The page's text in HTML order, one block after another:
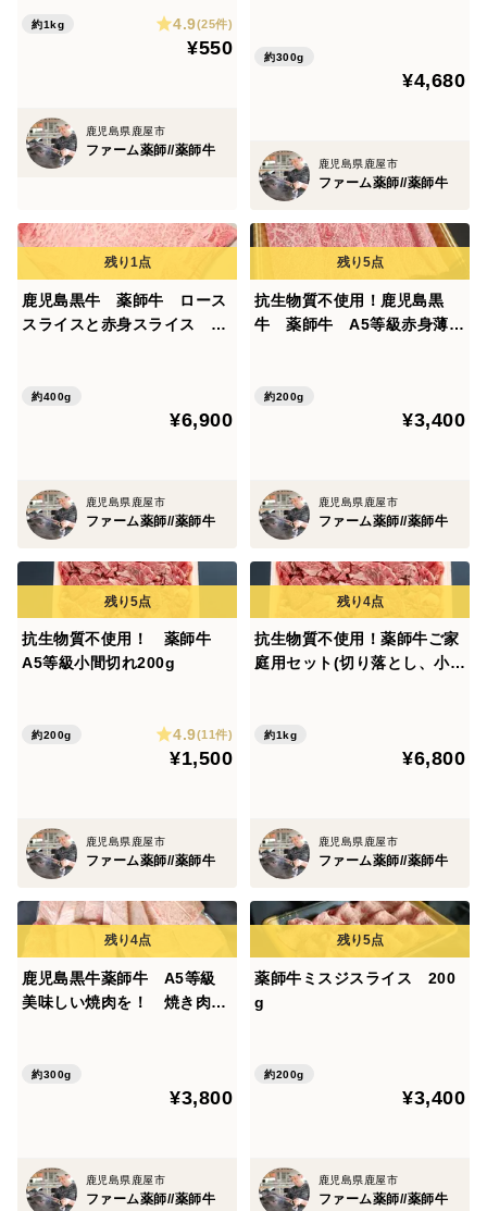
約1kg 4.9(25件)
¥550
鹿児島県鹿屋市
ファーム薬師//薬師牛
約300g
¥4,680
鹿児島県鹿屋市
ファーム薬師//薬師牛
鹿児島黒牛 薬師牛 ロース
スライスと赤身スライス 各
約400g
¥6,900
鹿児島県鹿屋市
ファーム薬師//薬師牛
抗生物質不使用！鹿児島黒
牛 薬師牛 A5等級赤身薄切
約200g
¥3,400
鹿児島県鹿屋市
ファーム薬師//薬師牛
抗生物質不使用！ 薬師牛
A5等級小間切れ200g
約200g 4.9(11件)
¥1,500
鹿児島県鹿屋市
ファーム薬師//薬師牛
抗生物質不使用！薬師牛ご家
庭用セット(切り落とし、小間
約1kg
¥6,800
鹿児島県鹿屋市
ファーム薬師//薬師牛
鹿児島黒牛薬師牛 A5等級
美味しい焼肉を！ 焼き肉切
約300g
¥3,800
鹿児島県鹿屋市
ファーム薬師//薬師牛
薬師牛ミスジスライス 200
g
約200g
¥3,400
鹿児島県鹿屋市
ファーム薬師//薬師牛